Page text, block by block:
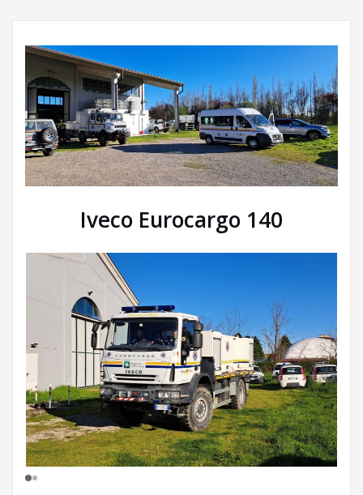
Iveco Eurocargo 140